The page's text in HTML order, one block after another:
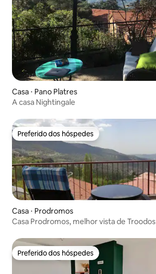
Casa ⋅ Pano Platres
A casa Nightingale
Preferido dos hóspedes
Preferido dos hóspedes
Casa ⋅ Prodromos
Casa Prodromos, melhor vista de Troodos
Preferido dos hóspedes
Preferido dos hóspedes